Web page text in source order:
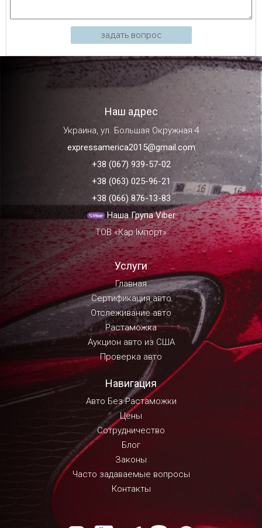
задать вопрос
Наш адрес
Украина, ул. Большая Окружная 4
expressamerica2015@gmail.com
+38 (067) 939-57-02
+38 (063) 025-96-21
+38 (066) 876-13-83
Наша Група Viber
ТОВ «Кар Імпорт»
Услуги
Главная
Сертификация авто
Отслеживание авто
Растаможка
Аукцион авто из США
Проверка авто
Навигация
Авто Без Растаможки
Цены
Сотрудничество
Блог
Законы
Часто задаваемые вопросы
Контакты